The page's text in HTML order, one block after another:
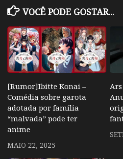
VOCÊ PODE GOSTAR...
[Rumor]Ibitte Konai –
Comédia sobre garota
adotada por família
“malvada” pode ter
anime
MAIO 22, 2025